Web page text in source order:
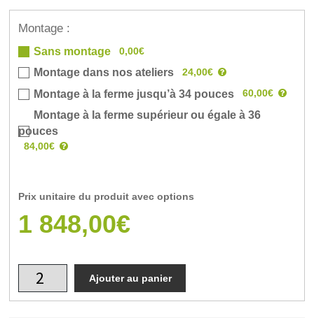
Montage :
Sans montage 0,00€
Montage dans nos ateliers 24,00€
Montage à la ferme jusqu’à 34 pouces 60,00€
Montage à la ferme supérieur ou égale à 36
pouces
84,00€
Prix unitaire du produit avec options
1 848,00€
Ajouter au panier